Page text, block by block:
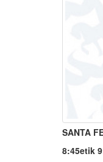
SANTA
8:45etik